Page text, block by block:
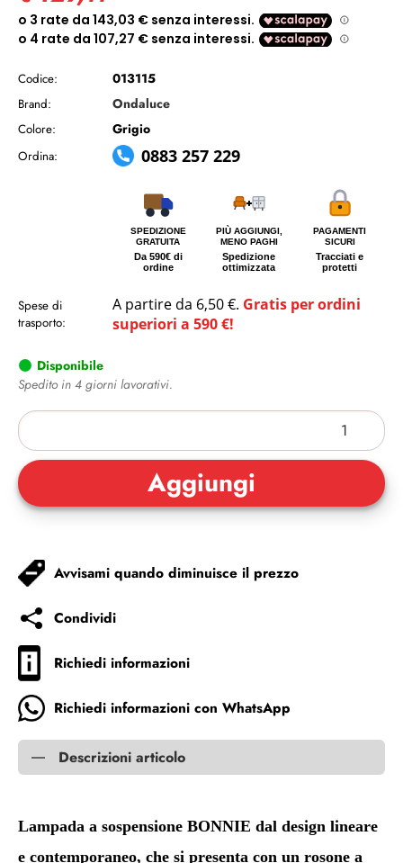
Codice: 013115
Brand: Ondaluce
Colore: Grigio
Ordina: 0883 257 229
SPEDIZIONE
GRATUITA
Da 590€ di
ordine
PIÙ AGGIUNGI,
MENO PAGHI
Spedizione
ottimizzata
PAGAMENTI
SICURI
Tracciati e
protetti
Spese di
trasporto:
A partire da 6,50 €. Gratis per ordini
superiori a 590 €!
Disponibile
Spedito in 4 giorni lavorativi.
Avvisami quando diminuisce il prezzo
Condividi
Richiedi informazioni
Richiedi informazioni con WhatsApp
Descrizioni articolo
Lampada a sospensione BONNIE dal design lineare
e contemporaneo, che si presenta con un rosone a